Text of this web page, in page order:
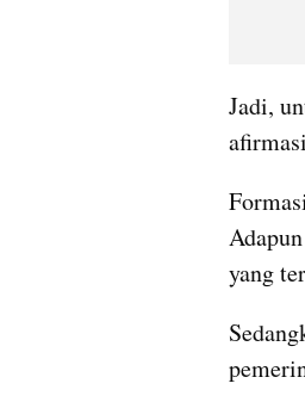
Jadi,
yang